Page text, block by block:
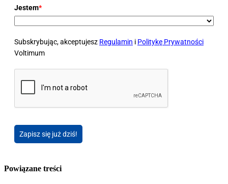
Jestem*
Subskrybując, akceptujesz Regulamin i Politykę Prywatności
Voltimum
Zapisz się już dziś!
Powiązane treści